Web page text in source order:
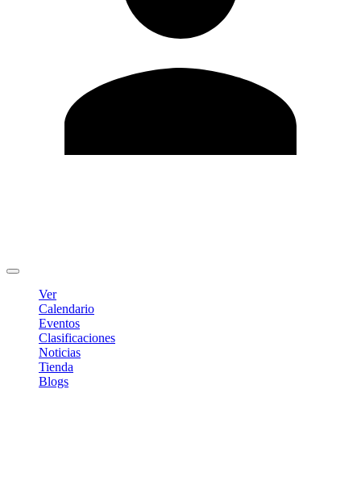
Ver
Calendario
Eventos
Clasificaciones
Noticias
Tienda
Blogs